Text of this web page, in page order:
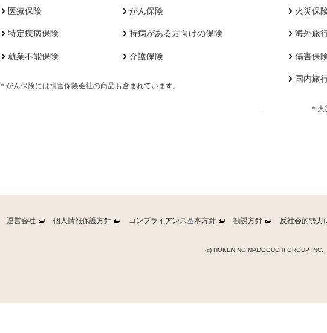
医療保険 がん保険
特定疾病保険 持病がある方向けの保険
就業不能保険 介護保険
＊がん保険には損害保険会社の商品も含まれています。
火災保
海外旅
傷害保
国内旅
＊
運営会社 個人情報保護方針 コンプライアンス基本方針 勧誘方針 反社会的勢力
(c) HOKEN NO MADOGUCHI GROUP INC.